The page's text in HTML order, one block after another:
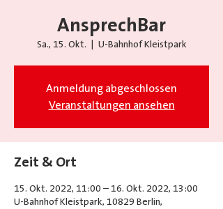
AnsprechBar
Sa., 15. Okt. U-Bahnhof Kleistpark
Anmeldung abgeschlossen
Veranstaltungen ansehen
Zeit & Ort
15. Okt. 2022, 11:00 – 16. Okt. 2022, 13:00
U-Bahnhof Kleistpark, 10829 Berlin,